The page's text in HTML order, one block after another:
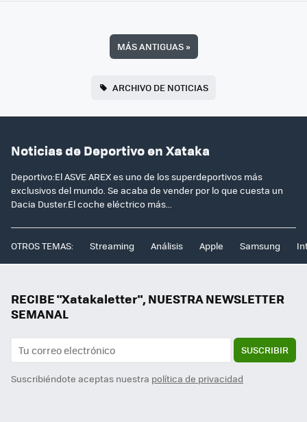
MÁS ANTIGUAS»
ARCHIVO DE NOTICIAS
Noticias de Deportivo en Xataka
Deportivo:El ASVE AREX es uno de los superdeportivos más
exclusivos del mundo. Se acaba de vender por lo que cuesta un
Dacia Duster.El coche eléctrico más...
OTROS TEMAS: Streaming Análisis Apple Samsung
RECIBE "Xatakaletter", NUESTRA NEWSLETTER
SEMANAL
SUSCRIBIR
Suscribiéndote aceptas nuestra política de privacidad